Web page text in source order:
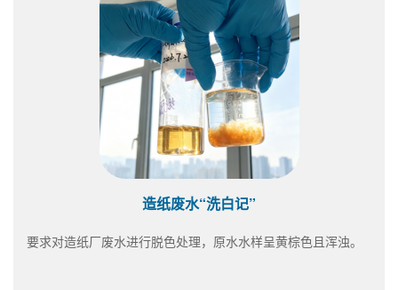
造纸废水“洗白记”
要求对造纸厂废水进行脱色处理，原水水样呈黄棕色且浑浊。